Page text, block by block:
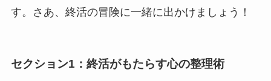
す。さあ、終活の冒険に一緒に出かけましょう！
セクション1：終活がもたらす心の整理術